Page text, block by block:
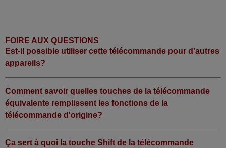
FOIRE AUX QUESTIONS
Est-il possible utiliser cette télécommande pour d'autres
appareils?
Comment savoir quelles touches de la télécommande
équivalente remplissent les fonctions de la
télécommande d'origine?
Ça sert à quoi la touche Shift de la télécommande